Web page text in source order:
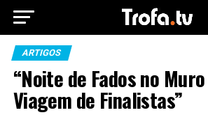
ARTIGOS
“Noite de Fados no
Viagem de Finalistas”